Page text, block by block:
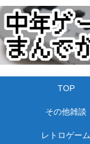
TOP
その他雑談
レトロゲーム